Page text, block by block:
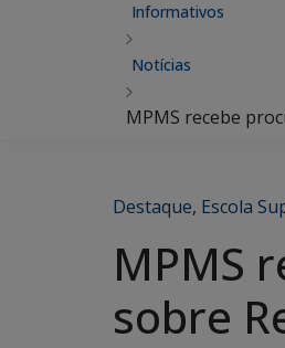
Informativos
Notícias
MPMS recebe
Destaque, Escola
MPMS
sobre